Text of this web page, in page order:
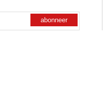
abonneer